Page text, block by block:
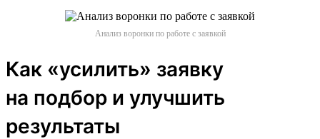
Анализ воронки по работе с заявкой
Как «усилить» заявку
на подбор и улучшить
результаты